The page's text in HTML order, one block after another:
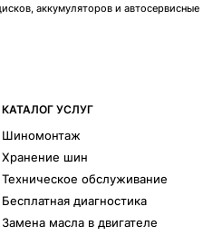
аккумуляторов и автосервисные
КАТАЛОГ УСЛУГ
Шиномонтаж
Хранение шин
Техническое обслуживание
Бесплатная диагностика
Замена масла в двигателе